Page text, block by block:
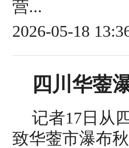
营...
2026-05-18
四川华蓥
记者17日从
致华蓥市瀑布